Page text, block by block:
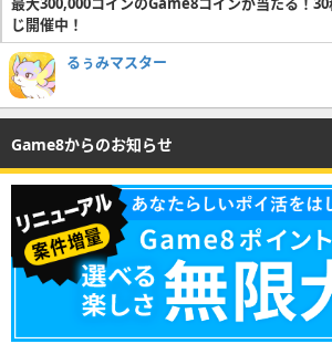
じ開催中！
るぅみマスター
Game8からのお知らせ